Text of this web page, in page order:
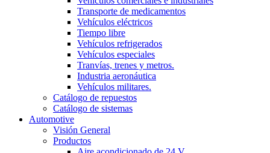
Transporte de medicamentos
Vehículos eléctricos
Tiempo libre
Vehículos refrigerados
Vehículos especiales
Tranvías, trenes y metros.
Industria aeronáutica
Vehículos militares.
Catálogo de repuestos
Catálogo de sistemas
Automotive
Visión General
Productos